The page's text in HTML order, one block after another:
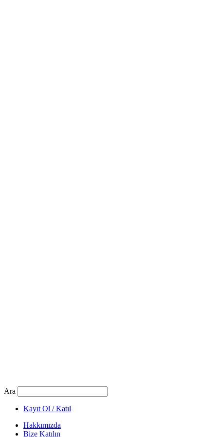
Ara
Kayıt Ol / Katıl
Hakkımızda
Bize Katılın